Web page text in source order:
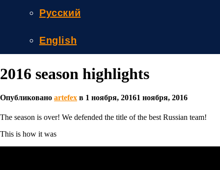
Русский
English
2016 season highlights
Опубликовано artefex в 1 ноября, 20161 ноября, 2016
The season is over! We defended the title of the best Russian team!
This is how it was